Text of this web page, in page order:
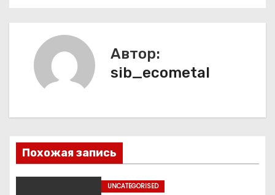
я
п
о
Автор:
sib_ecometal
Похожая запись
UNCATEGORISED